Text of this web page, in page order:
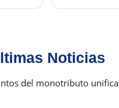
Noticias
del monotributo